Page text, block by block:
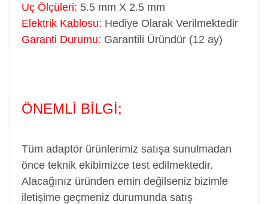
Uç Ölçüleri: 5.5 mm X 2.5 mm
Elektrik Kablosu: Hediye Olarak Verilmektedir
Garanti Durumu: Garantili Üründür (12 ay)
ÖNEMLİ BİLGİ;
Tüm adaptör ürünlerimiz satışa sunulmadan
önce teknik ekibimizce test edilmektedir.
Alacağınız üründen emin değilseniz bizimle
iletişime geçmeniz durumunda satış